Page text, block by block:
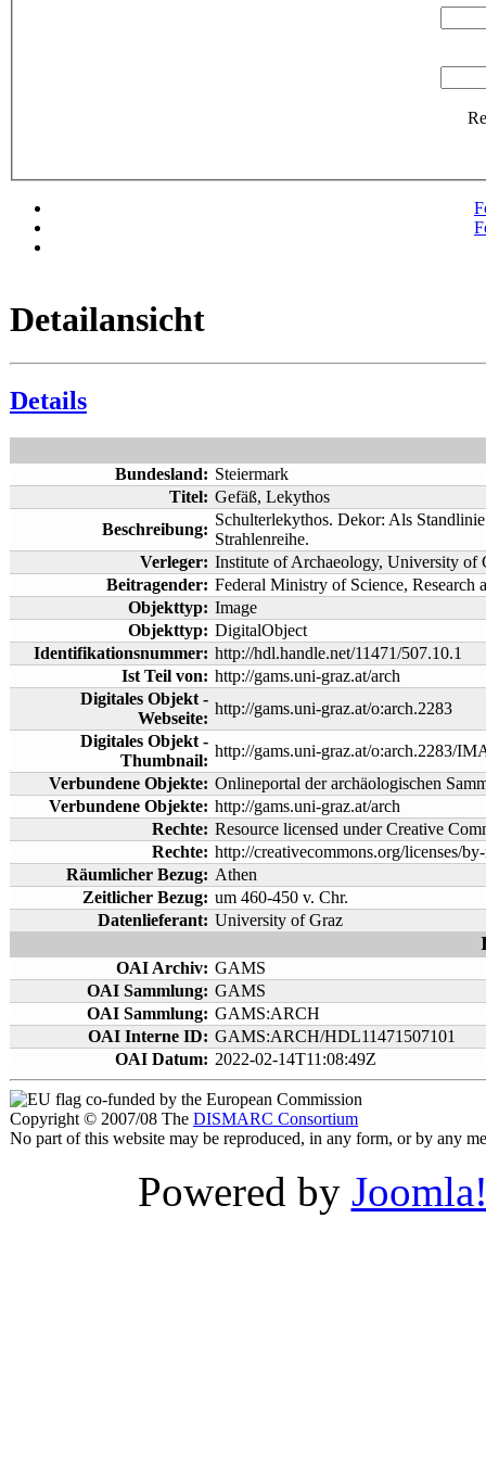
Detailansicht
Details
Bundesland: Steiermark
Titel: Gefäß, Lekythos
Beschreibung:
Schulterlekythos. Dekor: Als
Strahlenreihe.
Verleger: Institute of Archaeology, University of
Beitragender: Federal Ministry of Science, Research
Objekttyp: Image
Objekttyp: DigitalObject
Identifikationsnummer: http://hdl.handle.net/11471/507.10.1
Ist Teil von: http://gams.uni-graz.at/arch
Digitales Objekt -
Webseite:
http://gams.uni-graz.at/o:arch.2283
Digitales Objekt -
Thumbnail:
http://gams.uni-graz.at/o:arch.2283/
Verbundene Objekte: Onlineportal der archäologischen
Verbundene Objekte: http://gams.uni-graz.at/arch
Rechte: Resource licensed under Creative
Rechte: http://creativecommons.org/licenses/
Räumlicher Bezug: Athen
Zeitlicher Bezug: um 460-450 v. Chr.
Datenlieferant: University of Graz
OAI Archiv: GAMS
OAI Sammlung: GAMS
OAI Sammlung: GAMS:ARCH
OAI Interne ID: GAMS:ARCH/HDL11471507101
OAI Datum: 2022-02-14T11:08:49Z
co-funded by the European Commission
Copyright © 2007/08 The DISMARC Consortium
No part of this website may be reproduced, in any form, or by any
Powered by